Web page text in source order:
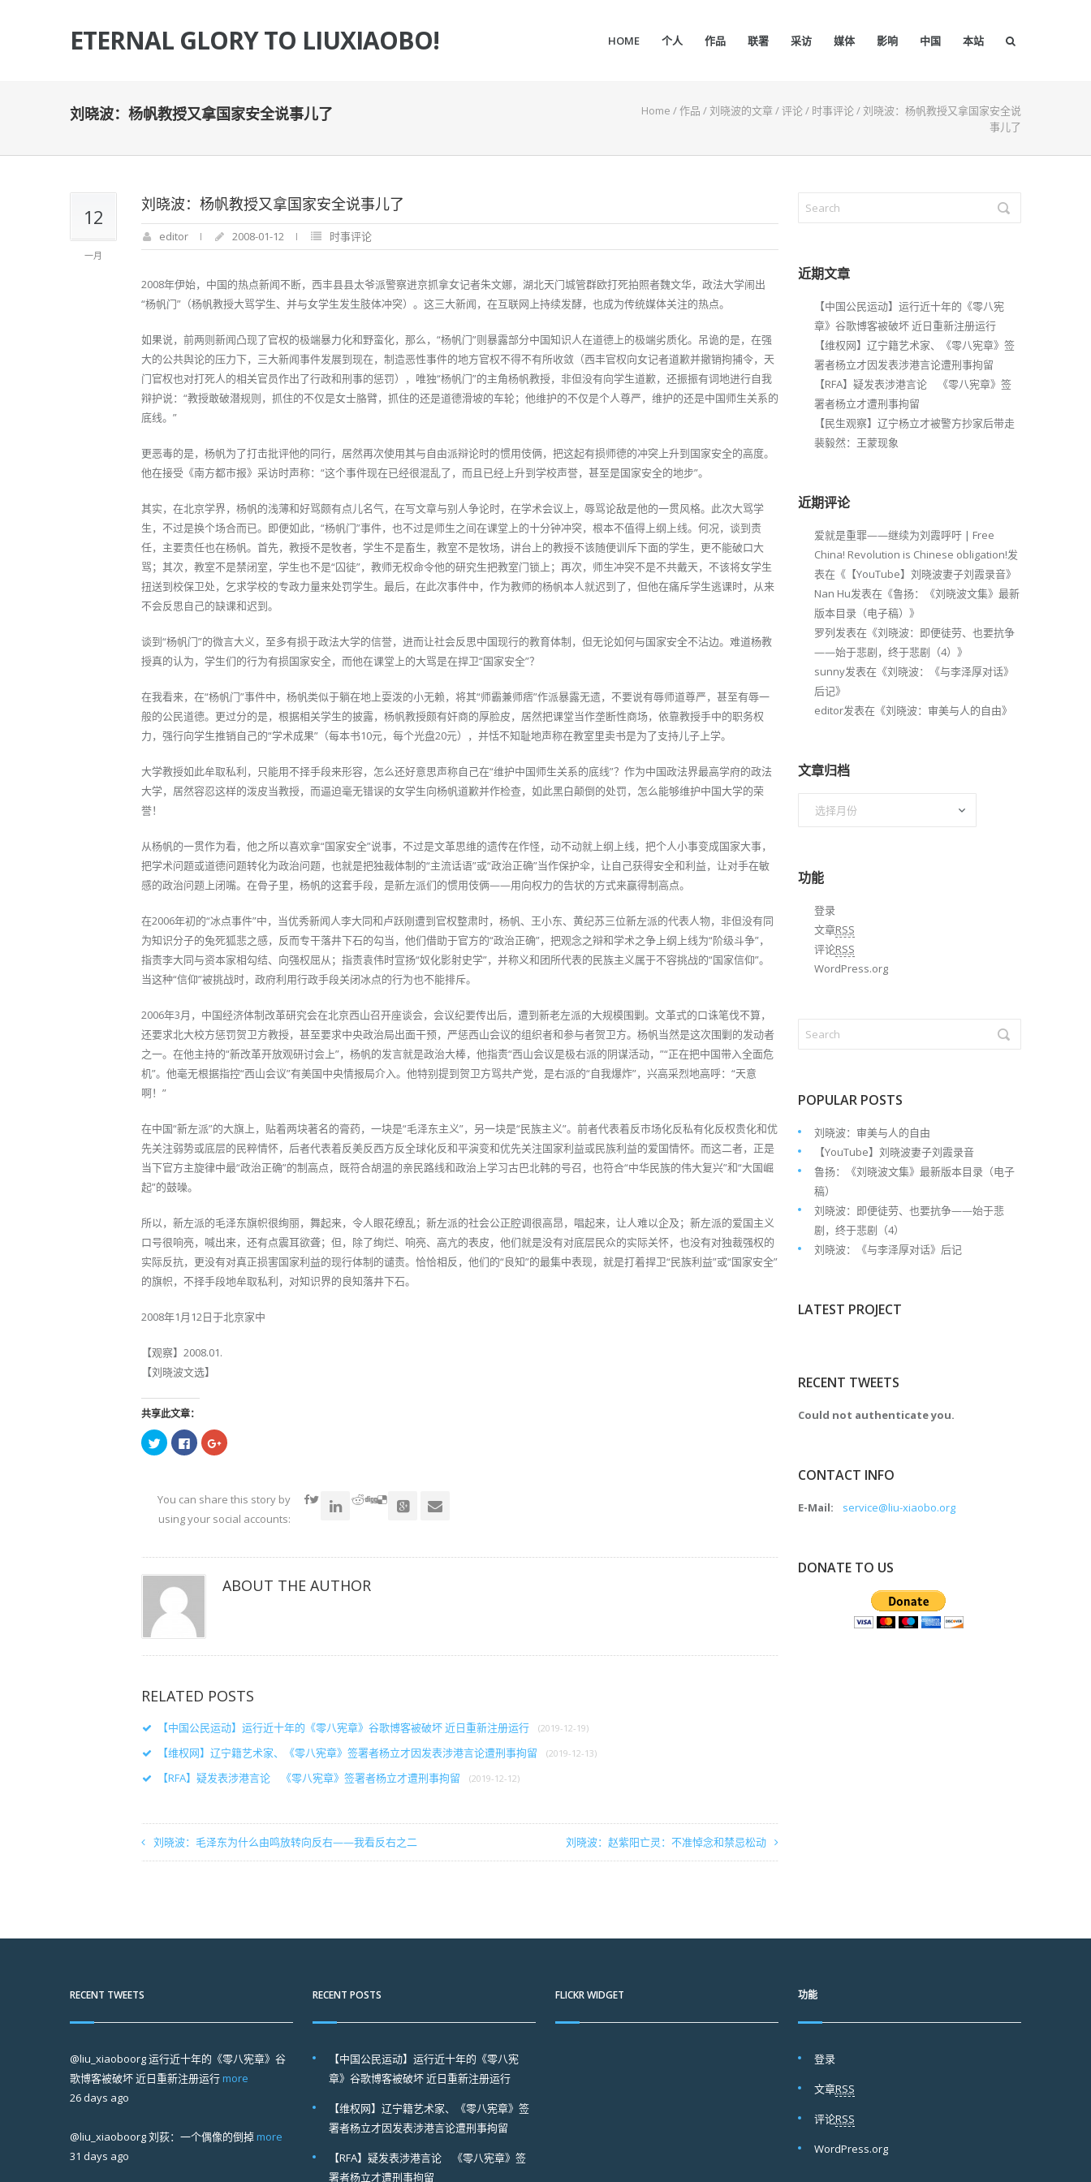
ETERNAL GLORY TO LIUXIAOBO! HOME 个人 作品 联署 采访 媒体 影响 中国 本站
刘晓波：杨帆教授又拿国家安全说事儿了 Home /作品 /刘晓波的文章/评论/ 时事评论/刘晓波：杨帆教授又拿国家安全说
事儿了
12
一月
刘晓波：杨帆教授又拿国家安全说事儿了
editor 2008-01-12 时事评论
2008年伊始，中国的热点新闻不断，西丰县县太爷派警察进京抓拿女记者朱文娜，湖北天门城管群欧打死拍照者魏文华，政法大学闹出
“杨帆门”（杨帆教授大骂学生、并与女学生发生肢体冲突）。这三大新闻，在互联网上持续发酵，也成为传统媒体关注的热点。
如果说，前两则新闻凸现了官权的极端暴力化和野蛮化，那么，“杨帆门”则暴露部分中国知识人在道德上的极端劣质化。吊诡的是，在强
大的公共舆论的压力下，三大新闻事件发展到现在，制造恶性事件的地方官权不得不有所收敛（西丰官权向女记者道歉并撤销拘捕令，天
门官权也对打死人的相关官员作出了行政和刑事的惩罚），唯独“杨帆门”的主角杨帆教授，非但没有向学生道歉，还振振有词地进行自我
辩护说：“教授敢破潜规则，抓住的不仅是女士胳臂，抓住的还是道德滑坡的车轮；他维护的不仅是个人尊严，维护的还是中国师生关系的
底线。”
更恶毒的是，杨帆为了打击批评他的同行，居然再次使用其与自由派辩论时的惯用伎俩，把这起有损师德的冲突上升到国家安全的高度。
他在接受《南方都市报》采访时声称：“这个事件现在已经很混乱了，而且已经上升到学校声誉，甚至是国家安全的地步”。
其实，在北京学界，杨帆的浅薄和好骂颇有点儿名气，在写文章与别人争论时，在学术会议上，辱骂论敌是他的一贯风格。此次大骂学
生，不过是换个场合而已。即便如此，“杨帆门”事件，也不过是师生之间在课堂上的十分钟冲突，根本不值得上纲上线。何况，谈到责
任，主要责任也在杨帆。首先，教授不是牧者，学生不是畜生，教室不是牧场，讲台上的教授不该随便训斥下面的学生，更不能破口大
骂；其次，教室不是禁闭室，学生也不是“囚徒”，教师无权命令他的研究生把教室门锁上；再次，师生冲突不是不共戴天，不该将女学生
扭送到校保卫处，乞求学校的专政力量来处罚学生。最后，在此次事件中，作为教师的杨帆本人就迟到了，但他在痛斥学生逃课时，从来
不会反思自己的缺课和迟到。
谈到“杨帆门”的微言大义，至多有损于政法大学的信誉，进而让社会反思中国现行的教育体制，但无论如何与国家安全不沾边。难道杨教
授真的认为，学生们的行为有损国家安全，而他在课堂上的大骂是在捍卫“国家安全”？
在我看来，在“杨帆门”事件中，杨帆类似于躺在地上耍泼的小无赖，将其“师霸兼师痞”作派暴露无遗，不要说有辱师道尊严，甚至有辱一
般的公民道德。更过分的是，根据相关学生的披露，杨帆教授颇有奸商的厚脸皮，居然把课堂当作垄断性商场，依靠教授手中的职务权
力，强行向学生推销自己的“学术成果”（每本书10元，每个光盘20元），并恬不知耻地声称在教室里卖书是为了支持儿子上学。
大学教授如此牟取私利，只能用不择手段来形容，怎么还好意思声称自己在“维护中国师生关系的底线”？作为中国政法界最高学府的政法
大学，居然容忍这样的泼皮当教授，而逼迫毫无错误的女学生向杨帆道歉并作检查，如此黑白颠倒的处罚，怎么能够维护中国大学的荣
誉！
从杨帆的一贯作为看，他之所以喜欢拿“国家安全”说事，不过是文革思维的遗传在作怪，动不动就上纲上线，把个人小事变成国家大事，
把学术问题或道德问题转化为政治问题，也就是把独裁体制的“主流话语”或“政治正确”当作保护伞，让自己获得安全和利益，让对手在敏
感的政治问题上闭嘴。在骨子里，杨帆的这套手段，是新左派们的惯用伎俩——用向权力的告状的方式来赢得制高点。
在2006年初的“冰点事件”中，当优秀新闻人李大同和卢跃刚遭到官权整肃时，杨帆、王小东、黄纪苏三位新左派的代表人物，非但没有同
为知识分子的兔死狐悲之感，反而专干落井下石的勾当，他们借助于官方的“政治正确”，把观念之辩和学术之争上纲上线为“阶级斗争”，
指责李大同与资本家相勾结、向强权屈从；指责袁伟时宣扬“奴化影射史学”，并称义和团所代表的民族主义属于不容挑战的“国家信仰”。
当这种“信仰”被挑战时，政府利用行政手段关闭冰点的行为也不能排斥。
2006年3月，中国经济体制改革研究会在北京西山召开座谈会，会议纪要传出后，遭到新老左派的大规模围剿。文革式的口诛笔伐不算，
还要求北大校方惩罚贺卫方教授，甚至要求中央政治局出面干预，严惩西山会议的组织者和参与者贺卫方。杨帆当然是这次围剿的发动者
之一。在他主持的“新改革开放观研讨会上”，杨帆的发言就是政治大棒，他指责“西山会议是极右派的阴谋活动，”“正在把中国带入全面危
机”。他毫无根据指控“西山会议”有美国中央情报局介入。他特别提到贺卫方骂共产党，是右派的“自我爆炸”，兴高采烈地高呼：“天意
啊！”
在中国“新左派”的大旗上，贴着两块著名的膏药，一块是“毛泽东主义”，另一块是“民族主义”。前者代表着反市场化反私有化反权贵化和优
先关注弱势或底层的民粹情怀，后者代表着反美反西方反全球化反和平演变和优先关注国家利益或民族利益的爱国情怀。而这二者，正是
当下官方主旋律中最“政治正确”的制高点，既符合胡温的亲民路线和政治上学习古巴北韩的号召，也符合“中华民族的伟大复兴”和“大国崛
起”的鼓噪。
所以，新左派的毛泽东旗帜很绚丽，舞起来，令人眼花缭乱；新左派的社会公正腔调很高昂，唱起来，让人难以企及；新左派的爱国主义
口号很响亮，喊出来，还有点震耳欲聋；但，除了绚烂、响亮、高亢的表皮，他们就是没有对底层民众的实际关怀，也没有对独裁强权的
实际反抗，更没有对真正损害国家利益的现行体制的谴责。恰恰相反，他们的“良知”的最集中表现，就是打着捍卫“民族利益”或“国家安全”
的旗帜，不择手段地牟取私利，对知识界的良知落井下石。
2008年1月12日于北京家中
【观察】2008.01.
【刘晓波文选】
共享此文章：
点
击
共
享
（在
新
中
开）
点
击
共
享
（在
新
中
开）
点
击
共
享
（在
新
中
You can share this story by
using your social accounts:
ABOUT THE AUTHOR
RELATED POSTS
【中国公民运动】运行近十年的《零八宪章》谷歌博客被破坏 近日重新注册运行 (2019-12-19)
【维权网】辽宁籍艺术家、《零八宪章》签署者杨立才因发表涉港言论遭刑事拘留 (2019-12-13)
【RFA】疑发表涉港言论 《零八宪章》签署者杨立才遭刑事拘留 (2019-12-12)
刘晓波：毛泽东为什么由鸣放转向反右——我看反右之二 刘晓波：赵紫阳亡灵：不准悼念和禁忌松动
近期文章
【中国公民运动】运行近十年的《零八宪
章》谷歌博客被破坏 近日重新注册运行
【维权网】辽宁籍艺术家、《零八宪章》签
署者杨立才因发表涉港言论遭刑事拘留
【RFA】疑发表涉港言论 《零八宪章》签
署者杨立才遭刑事拘留
【民生观察】辽宁杨立才被警方抄家后带走
裴毅然：王蒙现象
近期评论
爱就是重罪——继续为刘霞呼吁 | Free
China! Revolution is Chinese obligation!发
表在《【YouTube】刘晓波妻子刘霞录音》
Nan Hu发表在《鲁扬：《刘晓波文集》最新
版本目录（电子稿） 》
罗列发表在《刘晓波：即便徒劳、也要抗争
——始于悲剧，终于悲剧（4） 》
sunny发表在《刘晓波：《与李泽厚对话》
后记》
editor发表在《刘晓波：审美与人的自由》
文章归档
功能
登录
文章RSS
评论RSS
WordPress.org
POPULAR POSTS
刘晓波：审美与人的自由
【YouTube】刘晓波妻子刘霞录音
鲁扬：《刘晓波文集》最新版本目录（电子
稿）
刘晓波：即便徒劳、也要抗争——始于悲
剧，终于悲剧（4）
刘晓波：《与李泽厚对话》后记
LATEST PROJECT
RECENT TWEETS
Could not authenticate you.
CONTACT INFO
E-Mail: service@liu-xiaobo.org
DONATE TO US
RECENT TWEETS
@liu_xiaoboorg运行近十年的《零八宪章》谷
歌博客被破坏 近日重新注册运行 more
26 days ago
@liu_xiaoboorg刘荻：一个偶像的倒掉 more
31 days ago
RECENT POSTS
【中国公民运动】运行近十年的《零八宪
章》谷歌博客被破坏 近日重新注册运行
【维权网】辽宁籍艺术家、《零八宪章》签
署者杨立才因发表涉港言论遭刑事拘留
【RFA】疑发表涉港言论 《零八宪章》签
署者杨立才遭刑事拘留
FLICKR WIDGET 功能
登录
文章RSS
评论RSS
WordPress.org